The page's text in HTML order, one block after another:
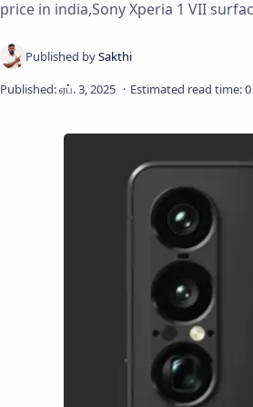
price in india,Sony Xperia 1 VII